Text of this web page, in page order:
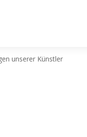
unserer Künstler